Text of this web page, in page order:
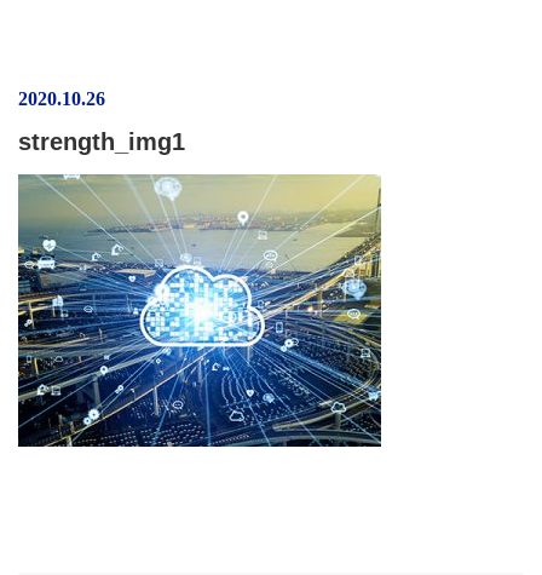
2020.10.26
strength_img1